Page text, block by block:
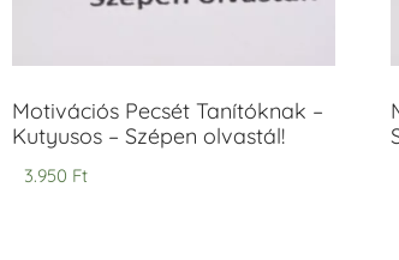
Motivációs Pecsét Tanítóknak –
Kutyusos – Szépen olvastál!
3.950 Ft